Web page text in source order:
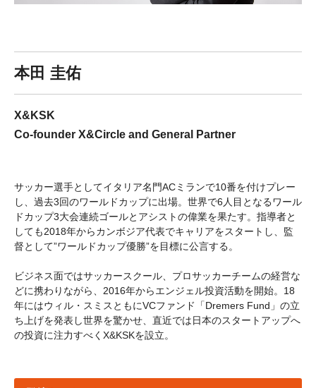
本田 圭佑
X&KSK
Co-founder X&Circle and General Partner
サッカー選手としてイタリア名門ACミランで10番を付けプレー
し、過去3回のワールドカップに出場。世界で6人目となるワール
ドカップ3大会連続ゴールとアシストの偉業を果たす。指導者と
しても2018年からカンボジア代表でキャリアをスタートし、監
督として”ワールドカップ優勝”を目標に公言する。
ビジネス面ではサッカースクール、プロサッカーチームの経営な
どに携わりながら、2016年からエンジェル投資活動を開始。18
年にはウィル・スミスともにVCファンド「Dremers Fund」の立
ち上げを発表し世界を驚かせ、直近では日本のスタートアップへ
の投資に注力すべくX&KSKを設立。